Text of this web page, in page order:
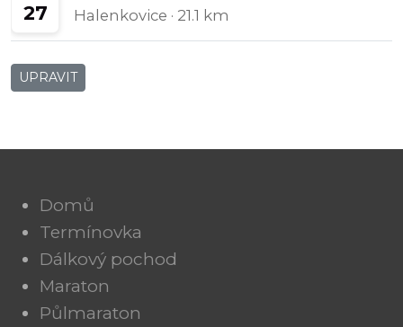
27 Halenkovice · 21.1 km
UPRAVIT
Domů
Termínovka
Dálkový pochod
Maraton
Půlmaraton